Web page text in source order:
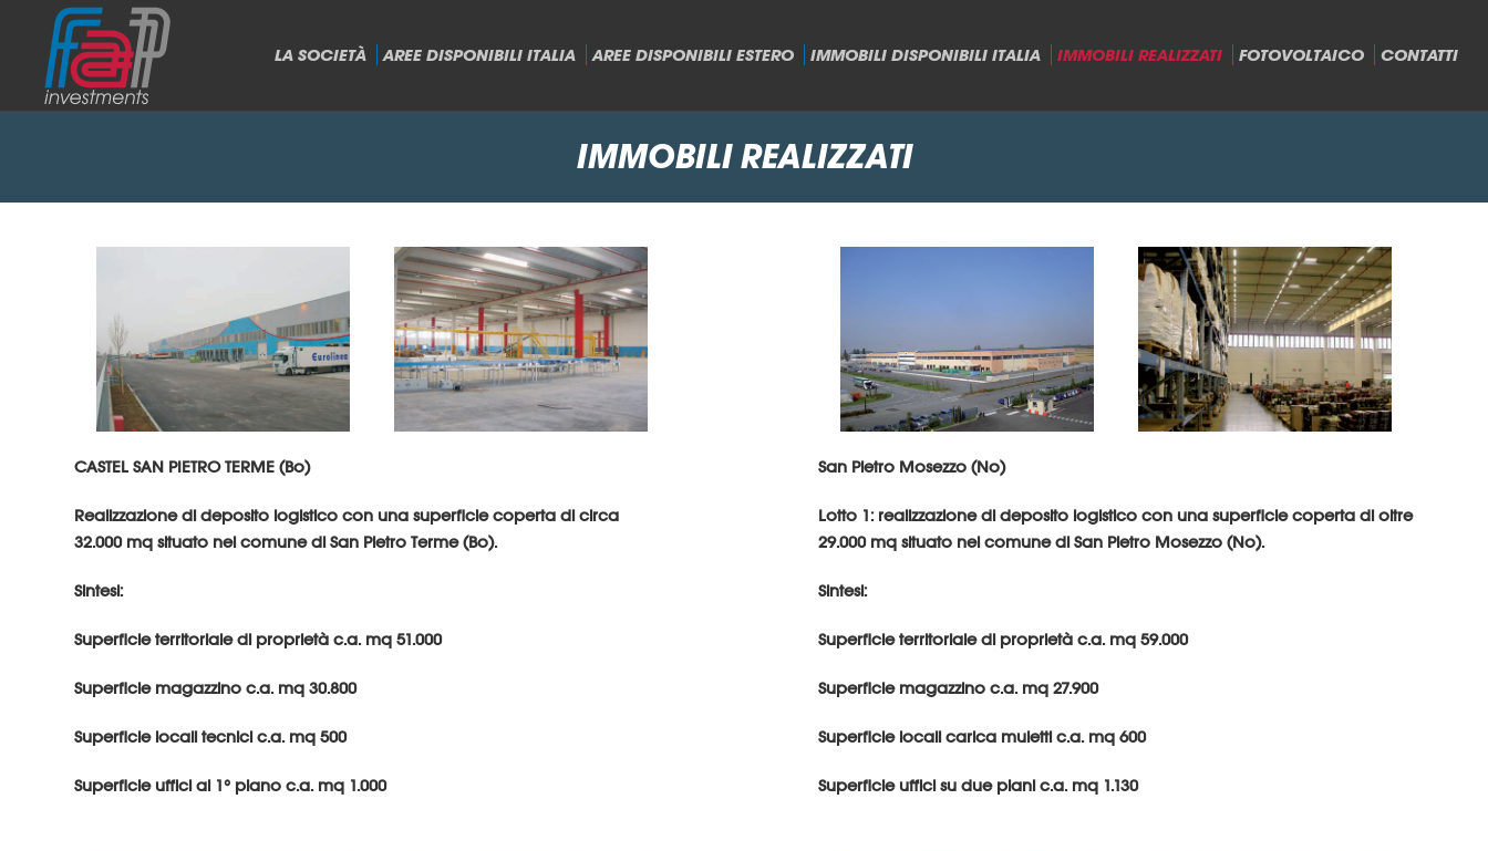
LA SOCIETÀ AREE DISPONIBILI ITALIA AREE DISPONIBILI ESTERO IMMOBILI DISPONIBILI ITALIA IMMOBILI REALIZZATI FOTOVOLTAICO CONTATTI
IMMOBILI REALIZZATI
CASTEL SAN PIETRO TERME (Bo)
Realizzazione di deposito logistico con una superficie coperta di circa
32.000 mq situato nel comune di San Pietro Terme (Bo).
Sintesi:
Superficie territoriale di proprietà c.a. mq 51.000
Superficie magazzino c.a. mq 30.800
Superficie locali tecnici c.a. mq 500
Superficie uffici al 1° piano c.a. mq 1.000
San Pietro Mosezzo (No)
Lotto 1: realizzazione di deposito logistico con una superficie coperta di oltre
29.000 mq situato nel comune di San Pietro Mosezzo (No).
Sintesi:
Superficie territoriale di proprietà c.a. mq 59.000
Superficie magazzino c.a. mq 27.900
Superficie locali carica muletti c.a. mq 600
Superficie uffici su due piani c.a. mq 1.130